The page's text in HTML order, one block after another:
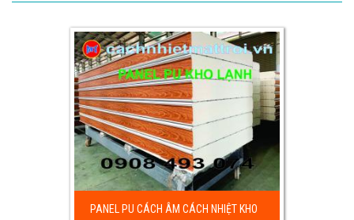
PANEL PU CÁCH ÂM CÁCH NHIỆT KHO